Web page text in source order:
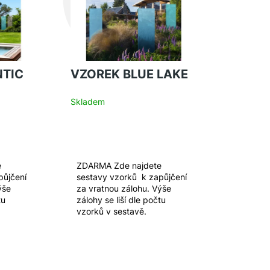
VZOREK BLUE LAKE
Skladem
ZDARMA Zde najdete
sestavy vzorků k zapůjčení
za vratnou zálohu. Výše
zálohy se liší dle počtu
vzorků v sestavě.